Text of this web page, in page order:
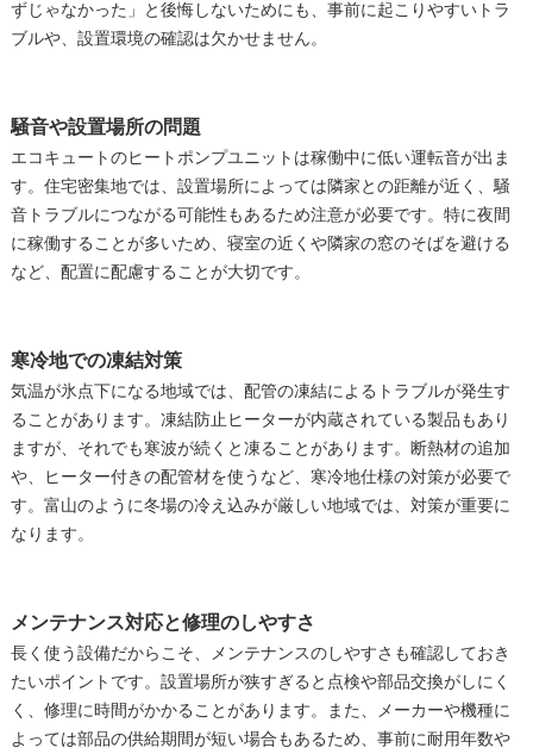
ずじゃなかった」と後悔しないためにも、事前に起こりやすいトラ
ブルや、設置環境の確認は欠かせません。
騒音や設置場所の問題
エコキュートのヒートポンプユニットは稼働中に低い運転音が出ま
す。住宅密集地では、設置場所によっては隣家との距離が近く、騒
音トラブルにつながる可能性もあるため注意が必要です。特に夜間
に稼働することが多いため、寝室の近くや隣家の窓のそばを避ける
など、配置に配慮することが大切です。
寒冷地での凍結対策
気温が氷点下になる地域では、配管の凍結によるトラブルが発生す
ることがあります。凍結防止ヒーターが内蔵されている製品もあり
ますが、それでも寒波が続くと凍ることがあります。断熱材の追加
や、ヒーター付きの配管材を使うなど、寒冷地仕様の対策が必要で
す。富山のように冬場の冷え込みが厳しい地域では、対策が重要に
なります。
メンテナンス対応と修理のしやすさ
長く使う設備だからこそ、メンテナンスのしやすさも確認しておき
たいポイントです。設置場所が狭すぎると点検や部品交換がしにく
く、修理に時間がかかることがあります。また、メーカーや機種に
よっては部品の供給期間が短い場合もあるため、事前に耐用年数や